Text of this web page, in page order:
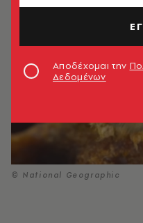
© National Geographic
Αποδέχομαι την
Δεδομένων